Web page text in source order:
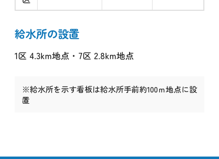
給水所の設置
1区 4.3km地点・7区 2.8km地点
※給水所を示す看板は給水所手前約100ｍ地点に設
置